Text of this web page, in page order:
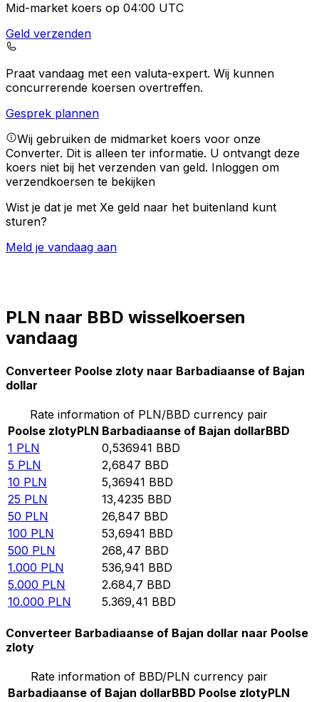
Mid-market koers op 04:00 UTC
Geld verzenden
Praat vandaag met een valuta-expert. Wij kunnen
concurrerende koersen overtreffen.
Gesprek plannen
Wij gebruiken de midmarket koers voor onze
Converter. Dit is alleen ter informatie. U ontvangt deze
koers niet bij het verzenden van geld. Inloggen om
verzendkoersen te bekijken
Wist je dat je met Xe geld naar het buitenland kunt
sturen?
Meld je vandaag aan
PLN naar BBD wisselkoersen
vandaag
Converteer Poolse zloty naar Barbadiaanse of Bajan
dollar
Rate information of PLN/BBD currency pair
Poolse zlotyPLN Barbadiaanse of Bajan dollarBBD
1 PLN 0,536941 BBD
5 PLN 2,6847 BBD
10 PLN 5,36941 BBD
25 PLN 13,4235 BBD
50 PLN 26,847 BBD
100 PLN 53,6941 BBD
500 PLN 268,47 BBD
1.000 PLN 536,941 BBD
5.000 PLN 2.684,7 BBD
10.000 PLN 5.369,41 BBD
Converteer Barbadiaanse of Bajan dollar naar Poolse
zloty
Rate information of BBD/PLN currency pair
Barbadiaanse of Bajan dollarBBD Poolse zlotyPLN